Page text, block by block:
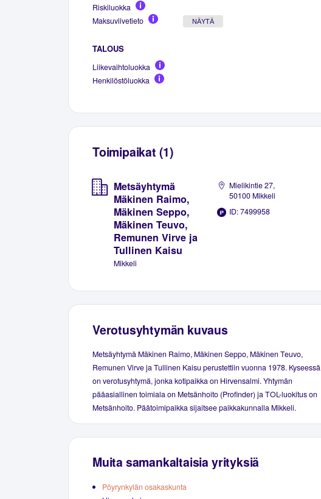
Riskiluokka
Maksuviivetieto
NÄYTÄ
TALOUS
Liikevaihtoluokka
Henkilöstöluokka
Toimipaikat (1)
Metsäyhtymä
Mäkinen Raimo,
Mäkinen Seppo,
Mäkinen Teuvo,
Remunen Virve ja
Tullinen Kaisu
Mikkeli
Mielikintie 27,
50100 Mikkeli
ID: 7499958
Verotusyhtymän kuvaus
Metsäyhtymä Mäkinen Raimo, Mäkinen Seppo, Mäkinen Teuvo,
Remunen Virve ja Tullinen Kaisu perustettiin vuonna 1978. Kyseessä
on verotusyhtymä, jonka kotipaikka on Hirvensalmi. Yhtymän
pääasiallinen toimiala on Metsänhoito (Profinder) ja TOL-luokitus on
Metsänhoito. Päätoimipaikka sijaitsee paikkakunnalla Mikkeli.
Muita samankaltaisia yrityksiä
Pöyrynkylän osakaskunta